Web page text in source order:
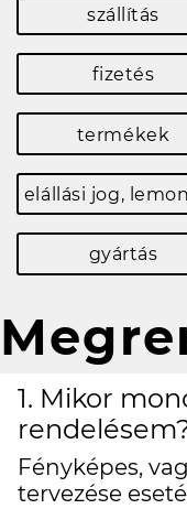
szállítás
fizetés
termékek
elállási jog,
gyártás
1. Mikor
Fényképes,
tervezése